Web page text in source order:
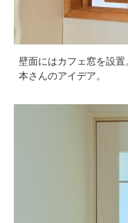
壁面にはカフェ窓を設
本さんのアイデア。